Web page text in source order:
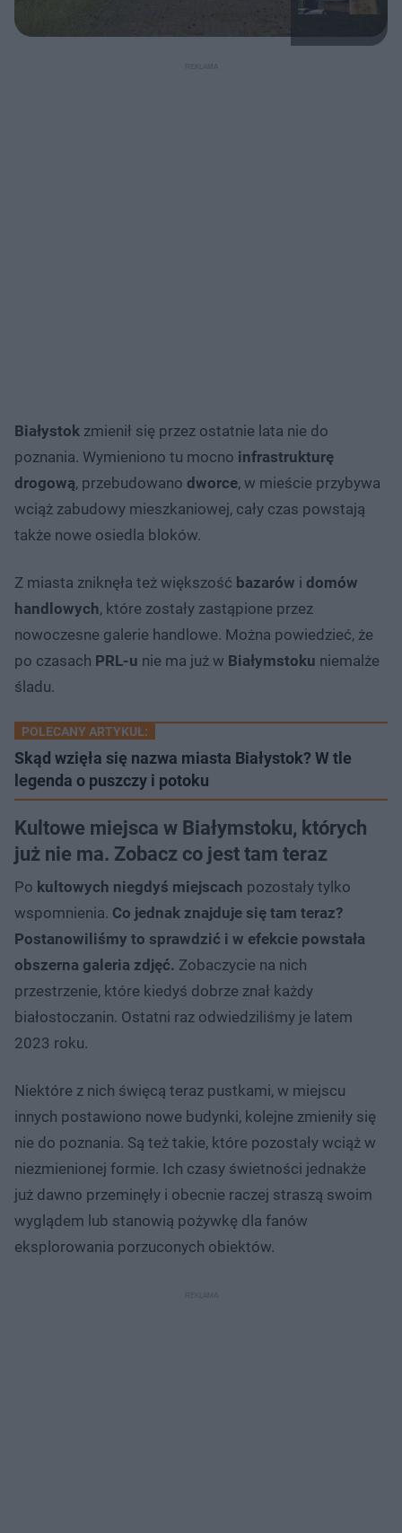
Białystok zmienił się przez ostatnie lata nie do
poznania. Wymieniono tu mocno infrastrukturę
drogową, przebudowano dworce, w mieście przybywa
wciąż zabudowy mieszkaniowej, cały czas powstają
także nowe osiedla bloków.
Z miasta zniknęła też większość bazarów i domów
handlowych, które zostały zastąpione przez
nowoczesne galerie handlowe. Można powiedzieć, że
po czasach PRL-u nie ma już w Białymstoku niemalże
śladu.
POLECANY ARTYKUŁ:
Skąd wzięła się nazwa miasta Białystok? W tle
legenda o puszczy i potoku
Kultowe miejsca w Białymstoku, których
już nie ma. Zobacz co jest tam teraz
Po kultowych niegdyś miejscach pozostały tylko
wspomnienia. Co jednak znajduje się tam teraz?
Postanowiliśmy to sprawdzić i w efekcie powstała
obszerna galeria zdjęć. Zobaczycie na nich
przestrzenie, które kiedyś dobrze znał każdy
białostoczanin. Ostatni raz odwiedziliśmy je latem
2023 roku.
Niektóre z nich święcą teraz pustkami, w miejscu
innych postawiono nowe budynki, kolejne zmieniły się
nie do poznania. Są też takie, które pozostały wciąż w
niezmienionej formie. Ich czasy świetności jednakże
już dawno przeminęły i obecnie raczej straszą swoim
wyglądem lub stanowią pożywkę dla fanów
eksplorowania porzuconych obiektów.